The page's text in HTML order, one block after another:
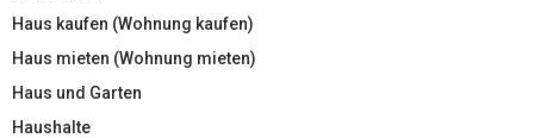
Haus kaufen (Wohnung kaufen)
Haus mieten (Wohnung mieten)
Haus und Garten
Haushalte